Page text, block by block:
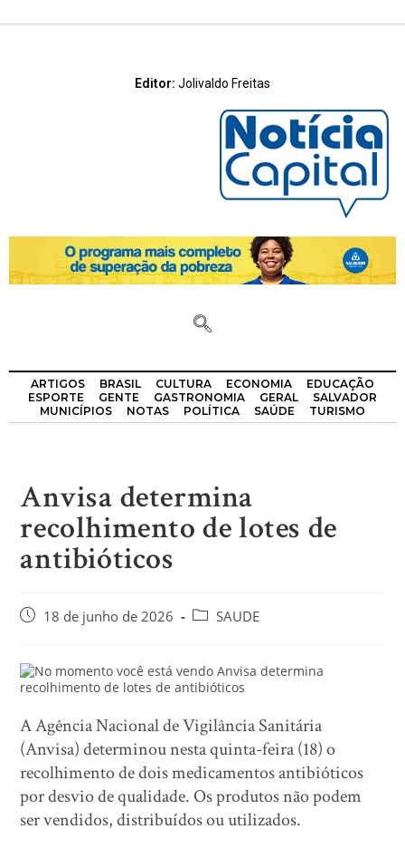
Editor: Jolivaldo Freitas
ARTIGOS BRASIL CULTURA ECONOMIA
EDUCAÇÃO
ESPORTE
GENTE GASTRONOMIA GERAL
SALVADOR
MUNICÍPIOS
NOTAS POLÍTICA SAÚDE TURISMO
Anvisa determina
recolhimento de lotes de
antibióticos
18 de junho de 2026 SAUDE
A Agência Nacional de Vigilância Sanitária
(Anvisa) determinou nesta quinta-feira (18) o
recolhimento de dois medicamentos antibióticos
por desvio de qualidade. Os produtos não podem
ser vendidos, distribuídos ou utilizados.